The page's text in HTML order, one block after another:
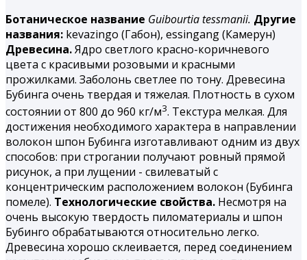
Ботаническое название Guibourtia tessmanii. Другие
названия: kevazingo (Габон), essingang (Камерун)
Древесина.Ядро светлого красно-коричневого
цвета с красивыми розовыми и красными
прожилками. Заболонь светлее по тону. Древесина
Бубинга очень твердая и тяжелая. Плотность в сухом
состоянии от 800 до 960 кг/м3. Текстура мелкая. Для
достижения необходимого характера в направлении
волокон шпон Бубинга изготавливают одним из двух
способов: при строгании получают ровный прямой
рисунок, а при лущении - свилеватый с
концентрическим расположением волокон (Бубинга
помеле). Технологические свойства. Несмотря на
очень высокую твердость пиломатериалы и шпон
Бубинго обрабатываются относительно легко.
Древесина хорошо склеивается, перед соединением